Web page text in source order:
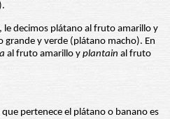
le decimos plátano al fruto amarillo y
grande y verde (plátano macho). En
al fruto amarillo y plantain al fruto
pertenece el plátano o banano es